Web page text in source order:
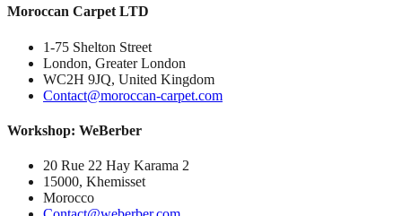
Moroccan Carpet LTD
1-75 Shelton Street
London, Greater London
WC2H 9JQ, United Kingdom
Contact@moroccan-carpet.com
Workshop: WeBerber
20 Rue 22 Hay Karama 2
15000, Khemisset
Morocco